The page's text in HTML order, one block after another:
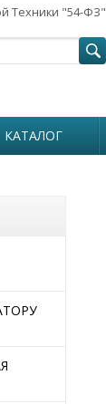
Техники "54-ФЗ"
КАТАЛОГ